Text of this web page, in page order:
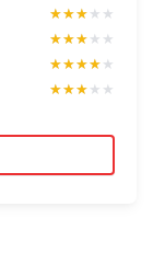
★★★★★
★★★★★
★★★★★
★★★★★
★★★★★
★★★★★
★★★★★
★★★★★